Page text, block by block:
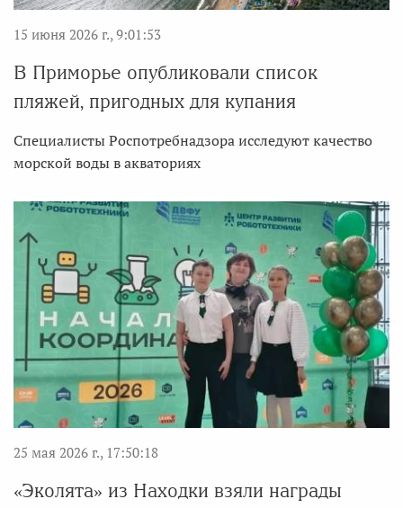
15 июня 2026 г., 9:01:53
В Приморье опубликовали список
пляжей, пригодных для купания
Специалисты Роспотребнадзора исследуют качество
морской воды в акваториях
25 мая 2026 г., 17:50:18
«Эколята» из Находки взяли награды